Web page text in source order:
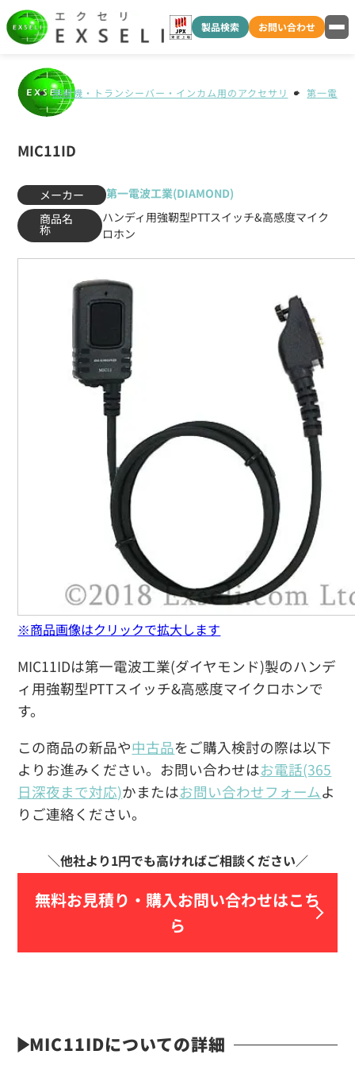
製品検索 お問い合わせ
無線機・トランシーバー・インカム用のアクセサリ 第一電波
MIC11ID
メーカー
第一電波工業(DIAMOND)
商品名
称
ハンディ用強靭型PTTスイッチ&高感度マイク
ロホン
MIC11IDは第一電波工業(ダイヤモンド)製のハンデ
ィ用強靭型PTTスイッチ&高感度マイクロホンで
す。
この商品の新品や中古品をご購入検討の際は以下
よりお進みください。お問い合わせはお電話(365
日深夜まで対応)かまたはお問い合わせフォームよ
りご連絡ください。
無料お見積り・ 購入お問い合わせはこち
ら
※商品画像はクリックで拡大します
MIC11IDについての詳細